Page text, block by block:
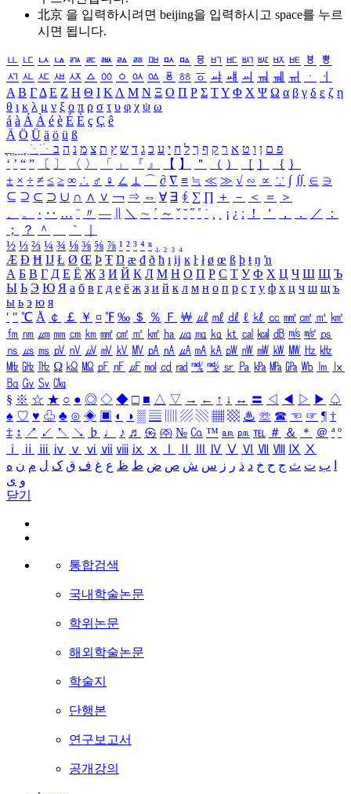
北京 을 입력하시려면 beijing을 입력하시고 space를 누르
시면 됩니다.
ㅥ ㅦ ㅧ ㅨ ㅩ ㅪ ㅫ ㅬ ㅭ ㅮ ㅯ ㅰ ㅱ ㅲ ㅳ ㅴ ㅵ ㅶ ㅷ ㅸ
ㅹ
ㅺ ㅻ ㅼ ㅽ ㅾ ㅿ ㆀ ㆁ ㆂ ㆃ ㆄ ㆅ ㆆ ㆇ ㆈ ㆉ ㆊ ㆋ ㆌ ㆍ
ㆎ
Α Β ΓΔ Ε Ζ Η Θ Ι ΚΛ Μ Ν Ξ Ο Π Ρ Σ ΤΥ Φ Χ Ψ Ω α β γ δ ε ζ η
θ ι κ λ μ ν ξ ο π ρ σ τ υ φ χ ψ ω
á à Á À é è É È ç Ç ê
Ä Ö Ü ä ö ü ß
ִֶֹ ֻּ ׁׂ פ ם ן ו ט א ר ק ף ך ל ח י ע כ ג ד ש ץ ת צ מ נ ה ב
‘ ’ “ ” 〔 〕 〈 〉 「 」 『 』 【 】 ＂ （ ） ［ ］ ｛ ｝
± × ÷ ≠ ≤ ≥ ∞ ∴ ♂ ♀ ∠ ⊥ ⌒ ∂ ∇ ≡ ≒ ≪ ≫ √ ∽ ∝ ∵ ∫ ∬ ∈ ∋
⊆ ⊇ ⊂ ⊃ ∪ ∩ ∧ ∨ ￢ ⇒ ⇔ ∀ ∃ ∮ ∑ ∏ ＋ － ＜ ＝
＞
、
。 · ‥ … ¨ 〃 ― ＼ ∼ ´ ～ ˇ ˘ ˝ ˚ ˙ ¸ ¡ ¿ ː ！ ＇ ， ． ／
：
；
？ ＾ ｀
½ ⅓ ⅔ ¼ ¾ ⅛ ⅜ ⅝ ⅞ ¹ ² ³ ⁴ ⁿ ₁ ₂ ₃ ₄
Æ Ð Ħ Ĳ Ł Ø Œ Þ Ŧ Ŋ æ đ ð ħ ı ĳ ĸ ŀ ł ø œ ß þ ŧ ŋ ŉ
А Б В Г Д Е Ё Ж З И Й К Л М Н О П Р С Т У Ф Х Ц Ч Ш Щ Ъ
Ы Ь Э Ю Я а б в г д е ё ж з и й к л м н о п р с т у ф х ц ч ш щ ъ
ы ь э ю я
′ ″ ℃ Å ￠ ￡ ￥ ¤ ℉ ‰ ＄ ％ Ｆ ￦ ㎕ ㎖ ㎗ ℓ ㎘ ㏄ ㎣ ㎤ ㎥ ㎦
㎙ ㎚ ㎛ ㎜ ㎝ ㎞ ㎟ ㎠ ㎡ ㎢ ㏊ ㎍ ㎎ ㎏ ㏏ ㎈ ㎉ ㏈ ㎧ ㎨ ㎰
㎱ ㎲ ㎳ ㎴ ㎵ ㎶ ㎷ ㎸ ㎹ ㎀ ㎁ ㎂ ㎃ ㎄ ㎺ ㎻ ㎽ ㎾ ㎿ ㎐ ㎑
㎒ ㎓ ㎔ Ω ㏀ ㏁ ㎊ ㎋ ㎌ ㏖ ㏅ ㎭ ㎮ ㎯ ㏛ ㎩ ㎪ ㎫ ㎬ ㏝ ㏐
㏓
㏃ ㏉ ㏜ ㏆
§ ※ ☆ ★ ○ ● ◎ ◇ ◆ □ ■ △ ▽ → ← ↑ ↓ ↔ 〓 ◁ ◀ ▷ ▶ ♤
♠ ♡ ♥ ♧ ♣ ⊙ ◈ ▣ ◐ ◑ ▒ ▤ ▨ ▧ ▦ ▩ ♨ ☏ ☎ ☜ ☞ ¶ †
‡ ↕ ↗ ↙ ↖ ↘ ♭ ♩ ♪ ♬ ㉿ ㈜ № ㏇ ™ ㏂ ㏘ ℡ ＃ ＆ ＊ ＠ ª º
ⅰ
ⅱ ⅲ ⅳ ⅴ ⅵ ⅶ ⅷ ⅸ ⅹ Ⅳ Ⅴ Ⅵ Ⅶ Ⅷ Ⅸ Ⅹ
ب ت ث ج ح خ د ذ ر ز س ش ص ض ط ظ ع غ ف ق ک ل م ن ه
و ی
닫기
통합검색
국내학술논문
학위논문
해외학술논문
학술지
단행본
연구보고서
공개강의